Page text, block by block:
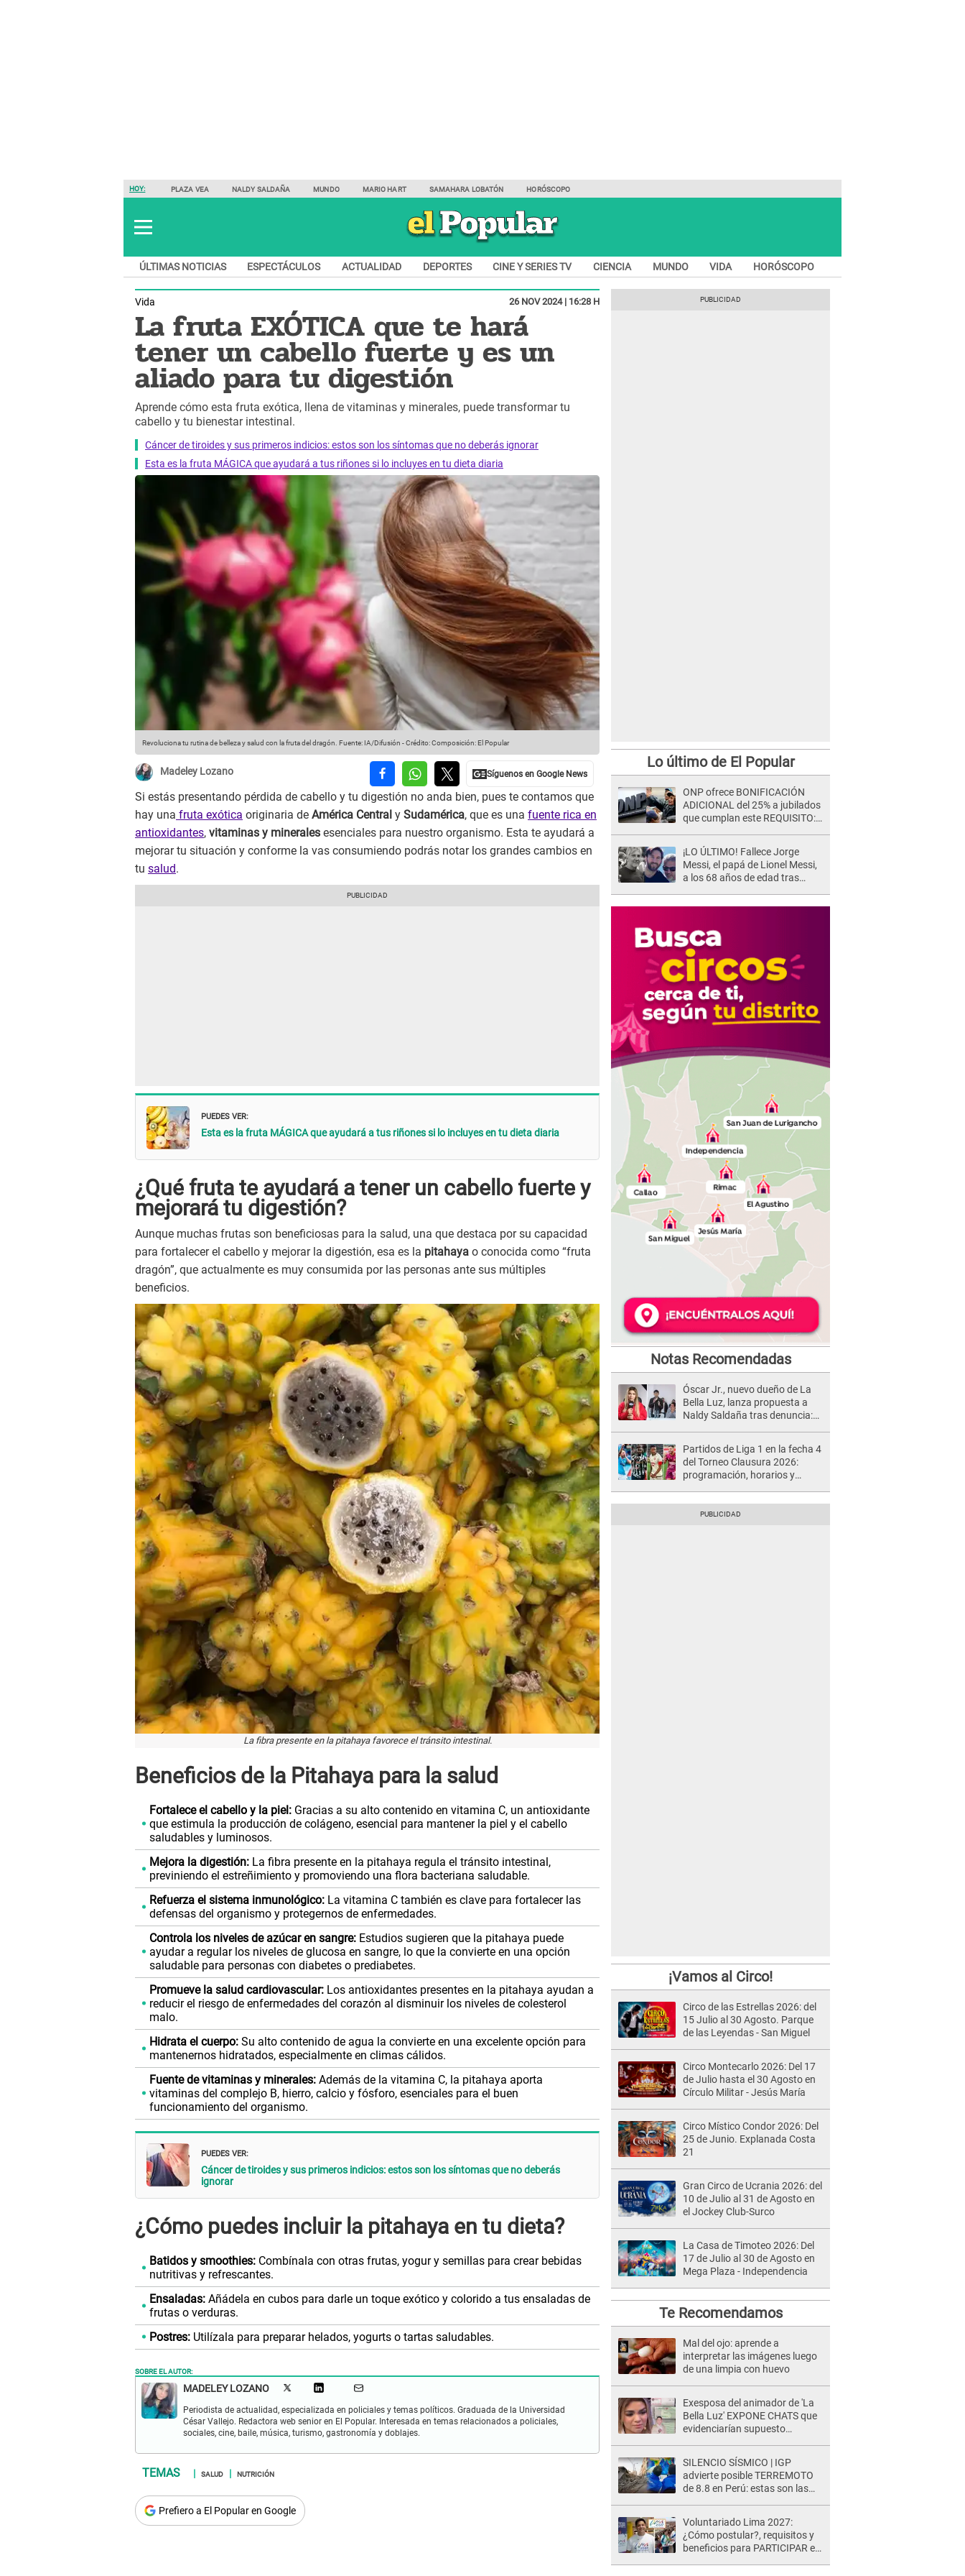
HOY: PLAZA VEA NALDY SALDAÑA MUNDO MARIO HART SAMAHARA LOBATÓN HORÓSCOPO
ÚLTIMAS NOTICIAS ESPECTÁCULOS ACTUALIDAD DEPORTES CINE Y SERIES TV CIENCIA MUNDO VIDA HORÓSCOPO
Vida 26 NOV 2024 | 16:28 H
La fruta EXÓTICA que te hará
tener un cabello fuerte y es un
aliado para tu digestión
Aprende cómo esta fruta exótica, llena de vitaminas y minerales, puede transformar tu
cabello y tu bienestar intestinal.
Cáncer de tiroides y sus primeros indicios: estos son los síntomas que no deberás ignorar
Esta es la fruta MÁGICA que ayudará a tus riñones si lo incluyes en tu dieta diaria
Revoluciona tu rutina de belleza y salud con la fruta del dragón. Fuente: IA/Difusión -Crédito: Composición: El Popular
Madeley Lozano
Si estás presentando pérdida de cabello y tu digestión no anda bien, pues te contamos que
hay una fruta exótica originaria de América Central y Sudamérica, que es una fuente rica en
antioxidantes, vitaminas y minerales esenciales para nuestro organismo. Esta te ayudará a
mejorar tu situación y conforme la vas consumiendo podrás notar los grandes cambios en
tu salud.
PUEDES VER:
Esta es la fruta MÁGICA que ayudará a tus riñones si lo incluyes en tu dieta diaria
¿Qué fruta te ayudará a tener un cabello fuerte y
mejorará tu digestión?
Aunque muchas frutas son beneficiosas para la salud, una que destaca por su capacidad
para fortalecer el cabello y mejorar la digestión, esa es la pitahaya o conocida como “fruta
dragón”, que actualmente es muy consumida por las personas ante sus múltiples
beneficios.
La fibra presente en la pitahaya favorece el tránsito intestinal.
Beneficios de la Pitahaya para la salud
Fortalece el cabello y la piel: Gracias a su alto contenido en vitamina C, un antioxidante
que estimula la producción de colágeno, esencial para mantener la piel y el cabello
saludables y luminosos.
Mejora la digestión: La fibra presente en la pitahaya regula el tránsito intestinal,
previniendo el estreñimiento y promoviendo una flora bacteriana saludable.
Refuerza el sistema inmunológico: La vitamina C también es clave para fortalecer las
defensas del organismo y protegernos de enfermedades.
Controla los niveles de azúcar en sangre: Estudios sugieren que la pitahaya puede
ayudar a regular los niveles de glucosa en sangre, lo que la convierte en una opción
saludable para personas con diabetes o prediabetes.
Promueve la salud cardiovascular: Los antioxidantes presentes en la pitahaya ayudan a
reducir el riesgo de enfermedades del corazón al disminuir los niveles de colesterol
malo.
Hidrata el cuerpo: Su alto contenido de agua la convierte en una excelente opción para
mantenernos hidratados, especialmente en climas cálidos.
Fuente de vitaminas y minerales: Además de la vitamina C, la pitahaya aporta
vitaminas del complejo B, hierro, calcio y fósforo, esenciales para el buen
funcionamiento del organismo.
PUEDES VER:
Cáncer de tiroides y sus primeros indicios: estos son los síntomas que no deberás
ignorar
¿Cómo puedes incluir la pitahaya en tu dieta?
Batidos y smoothies: Combínala con otras frutas, yogur y semillas para crear bebidas
nutritivas y refrescantes.
Ensaladas: Añádela en cubos para darle un toque exótico y colorido a tus ensaladas de
frutas o verduras.
Postres: Utilízala para preparar helados, yogurts o tartas saludables.
SOBRE EL AUTOR:
MADELEY LOZANO
Periodista de actualidad, especializada en policiales y temas políticos. Graduada de la Universidad
César Vallejo. Redactora web senior en El Popular. Interesada en temas relacionados a policiales,
sociales, cine, baile, música, turismo, gastronomía y doblajes.
SALUD NUTRICIÓN
Prefiero a El Popular en Google
Lo último de El Popular
ONP ofrece BONIFICACIÓN
ADICIONAL del 25% a jubilados
que cumplan este REQUISITO:
¡LO ÚLTIMO! Fallece Jorge
Messi, el papá de Lionel Messi,
a los 68 años de edad tras
Notas Recomendadas
Óscar Jr., nuevo dueño de La
Bella Luz, lanza propuesta a
Naldy Saldaña tras denuncia:
Partidos de Liga 1 en la fecha 4
del Torneo Clausura 2026:
programación, horarios y
¡Vamos al Circo!
Circo de las Estrellas 2026: del
15 Julio al 30 Agosto. Parque
de las Leyendas - San Miguel
Circo Montecarlo 2026: Del 17
de Julio hasta el 30 Agosto en
Círculo Militar - Jesús María
Circo Místico Condor 2026: Del
25 de Junio. Explanada Costa
21
Gran Circo de Ucrania 2026: del
10 de Julio al 31 de Agosto en
el Jockey Club-Surco
La Casa de Timoteo 2026: Del
17 de Julio al 30 de Agosto en
Mega Plaza - Independencia
Te Recomendamos
Mal del ojo: aprende a
interpretar las imágenes luego
de una limpia con huevo
Exesposa del animador de 'La
Bella Luz' EXPONE CHATS que
evidenciarían supuesto
Saldaña, pese a tener pareja
SILENCIO SÍSMICO | IGP
advierte posible TERREMOTO
de 8.8 en Perú: estas son las
Voluntariado Lima 2027:
¿Cómo postular?, requisitos y
beneficios para PARTICIPAR en